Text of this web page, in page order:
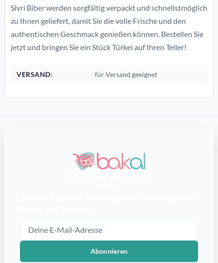
Sivri Biber werden sorgfältig verpackt und schnellstmöglich
zu Ihnen geliefert, damit Sie die volle Frische und den
authentischen Geschmack genießen können. Bestellen Sie
jetzt und bringen Sie ein Stück Türkei auf Ihren Teller!
VERSAND: für Versand geeignet
E-Mail-Adresse
Abonnieren